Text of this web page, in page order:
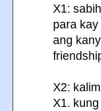
X1:
para
ang
X2:
X1.